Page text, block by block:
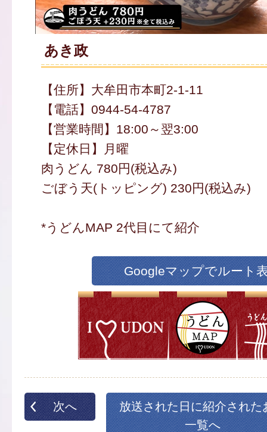
あき政
【住所】大牟田市本町2-1-11
【電話】0944-54-4787
【営業時間】18:00～翌3:00
【定休日】月曜
肉うどん 780円(税込み)
ごぼう天(トッピング) 230円(税込み)
*うどんMAP 2代目にて紹介
Googleマップでルート
次へ
放送された日に紹介された
一覧へ